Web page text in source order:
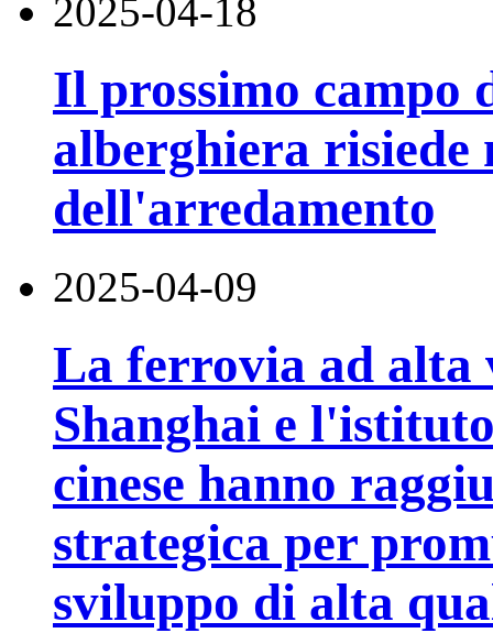
2025-04-18
Il prossimo
alberghiera risiede
dell'arredamento
2025-04-09
La ferrovia ad alta
Shanghai e
cinese hanno
strategica per
sviluppo di alta